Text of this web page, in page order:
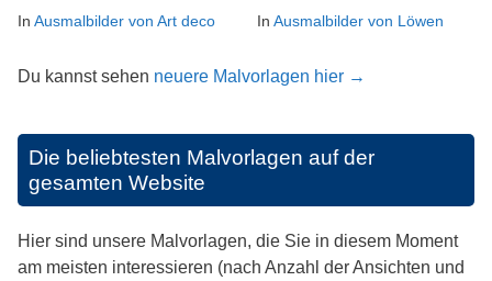
In Ausmalbilder von Art deco
In Ausmalbilder von Löwen
Du kannst sehen neuere Malvorlagen hier →
Die beliebtesten Malvorlagen auf der
gesamten Website
Hier sind unsere Malvorlagen, die Sie in diesem Moment
am meisten interessieren (nach Anzahl der Ansichten und